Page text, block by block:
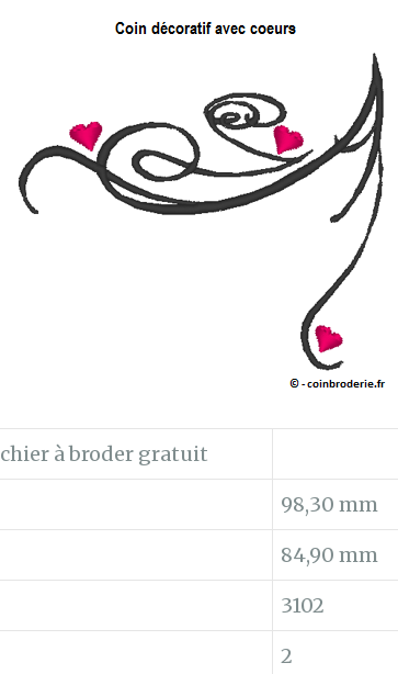
à broder gratuit
98,30 mm
84,90 mm
3102
2